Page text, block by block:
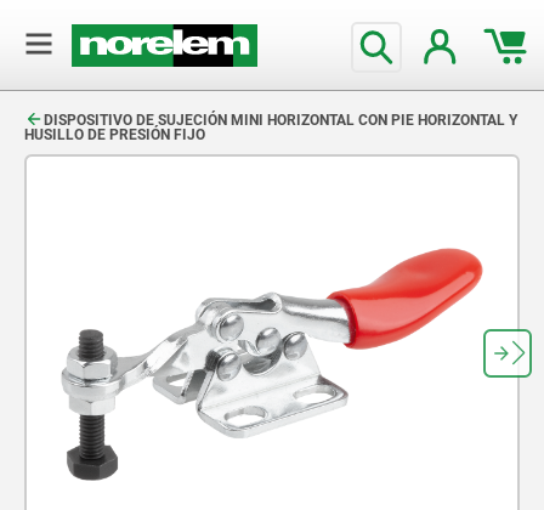
DISPOSITIVO DE SUJECIÓN MINI HORIZONTAL CON PIE HORIZONTAL Y
HUSILLO DE PRESIÓN FIJO